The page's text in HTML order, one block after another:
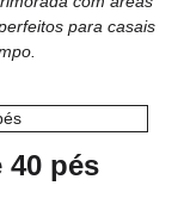
para casais
40 pés